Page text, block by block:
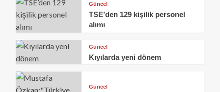
Güncel
TSE’den 129 kişilik personel
alımı
Güncel
Kıyılarda yeni dönem
Güncel